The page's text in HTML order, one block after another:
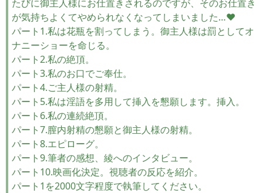
たびに御主人様にお仕置きされるのですが、そのお仕置き
が気持ちよくてやめられなくなってしまいました…♥
パート1.私は花瓶を割ってしまう。御主人様は罰としてオ
ナニーショーを命じる。
パート2.私の絶頂。
パート3.私のお口でご奉仕。
パート4.ご主人様の射精。
パート5.私は淫語を多用して挿入を懇願します。挿入。
パート6.私の連続絶頂。
パート7.膣内射精の懇願と御主人様の射精。
パート8.エピローグ。
パート9.筆者の感想、綾へのインタビュー。
パート10.映画化決定。視聴者の反応を紹介。
パート1を2000文字程度で執筆してください。